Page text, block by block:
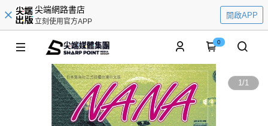
尖端網路書店
立刻使用官方APP
開啟APP
0
1/1